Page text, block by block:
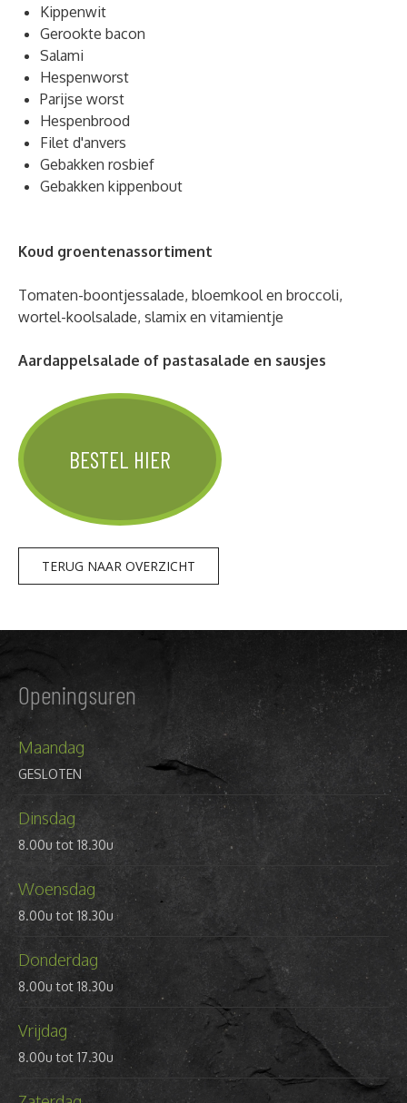
Kippenwit
Gerookte bacon
Salami
Hespenworst
Parijse worst
Hespenbrood
Filet d'anvers
Gebakken rosbief
Gebakken kippenbout
Koud groentenassortiment
Tomaten-boontjessalade, bloemkool en broccoli,
wortel-koolsalade, slamix en vitamientje
Aardappelsalade of pastasalade en sausjes
BESTEL HIER
TERUG NAAR OVERZICHT
Openingsuren
Maandag
GESLOTEN
Dinsdag
8.00u tot 18.30u
Woensdag
8.00u tot 18.30u
Donderdag
8.00u tot 18.30u
Vrijdag
8.00u tot 17.30u